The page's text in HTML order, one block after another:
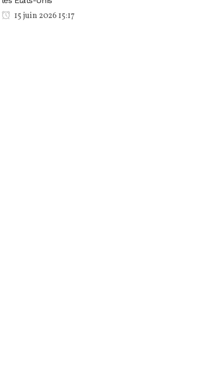
15 juin 2026 15:17